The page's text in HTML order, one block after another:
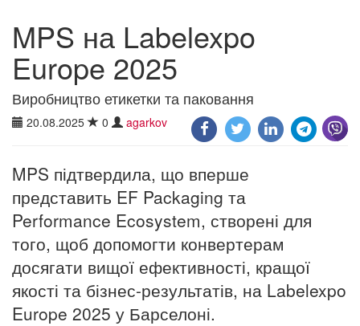
MPS на Labelexpo
Europe 2025
Виробництво етикетки та паковання
20.08.2025 0 agarkov
MPS підтвердила, що вперше
представить EF Packaging та
Performance Ecosystem, створені для
того, щоб допомогти конвертерам
досягати вищої ефективності, кращої
якості та бізнес-результатів, на Labelexpo
Europe 2025 у Барселоні.